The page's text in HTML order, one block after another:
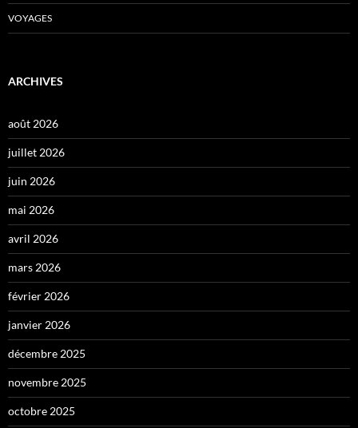
VOYAGES
ARCHIVES
août 2026
juillet 2026
juin 2026
mai 2026
avril 2026
mars 2026
février 2026
janvier 2026
décembre 2025
novembre 2025
octobre 2025